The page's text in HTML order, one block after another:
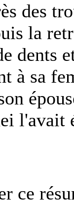
des
la
dents
à sa
l'avait
ce